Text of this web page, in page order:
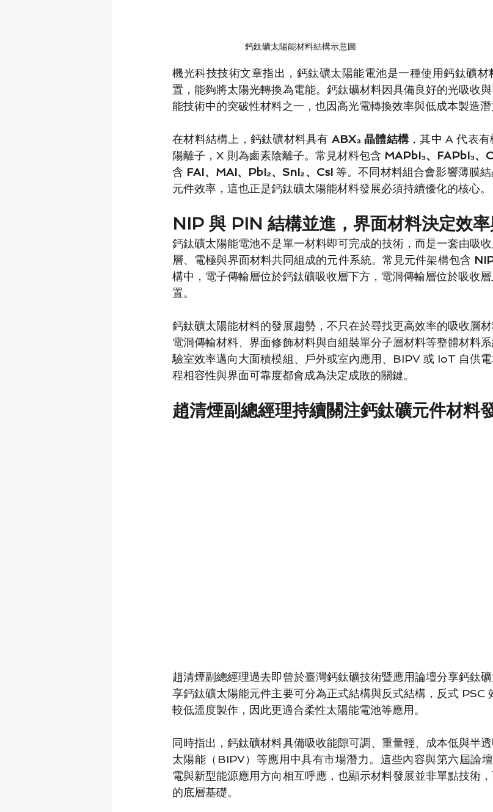
鈣鈦礦太陽能材料結構示意圖
機光科技技術文章指出，鈣鈦礦太陽能電池是一種使用鈣鈦礦
置，能夠將太陽光轉換為電能。鈣鈦礦材料因具備良好的光吸收
能技術中的突破性材料之一，也因高光電轉換效率與低成本製造潛
在材料結構上，鈣鈦礦材料具有 ABX₃ 晶體結構，其中 A 代表
陽離子，X 則為鹵素陰離子。常見材料包含 MAPbI₃、FAPbI₃、
含 FAI、MAI、PbI₂、SnI₂、CsI 等。不同材料組合會影響薄膜
元件效率，這也正是鈣鈦礦太陽能材料發展必須持續優化的核心。
NIP 與 PIN 結構並進，界面材料決定效
鈣鈦礦太陽能電池不是單一材料即可完成的技術，而是一套由吸
層、電極與界面材料共同組成的元件系統。常見元件架構包含
構中，電子傳輸層位於鈣鈦礦吸收層下方，電洞傳輸層位於吸收
置。
鈣鈦礦太陽能材料的發展趨勢，不只在於尋找更高效率的吸收層材
電洞傳輸材料、界面修飾材料與自組裝單分子層材料等整體材料
驗室效率邁向大面積模組、戶外或室內應用、BIPV 或 IoT 自供
程相容性與界面可靠度都會成為決定成敗的關鍵。
趙清煙副總經理持續關注鈣鈦礦元件材料
趙清煙副總經理過去即曾於臺灣鈣鈦礦技術暨應用論壇分享鈣鈦
享鈣鈦礦太陽能元件主要可分為正式結構與反式結構，反式 PSC
較低溫度製作，因此更適合柔性太陽能電池等應用。
同時指出，鈣鈦礦材料具備吸收能隙可調、重量輕、成本低與半
太陽能（BIPV）等應用中具有市場潛力。這些內容與第六屆論
電與新型能源應用方向相互呼應，也顯示材料發展並非單點技術
的底層基礎。